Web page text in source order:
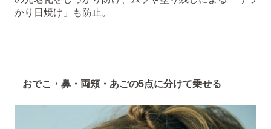
かり日焼け」も防止。
おでこ・鼻・両頬・あごの5点に分けて乗せる